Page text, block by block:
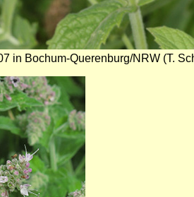
in Bochum-Querenburg/NRW (T.